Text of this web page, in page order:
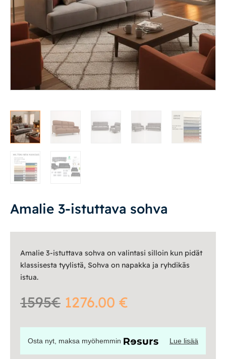
Säilytys
Työpöydät ja työtuolit
Matot
Ulkokalusteet
Valaisimet
Vuodesohvat
Senioreille
Oma tili| Yhteystiedot |Ostoskori
Amalie 3-istuttava sohva
Amalie 3-istuttava sohva on valintasi silloin kun pidät
klassisesta tyylistä, Sohva on napakka ja ryhdikäs
istua.
1595€ 1276.00 €
Osta nyt, maksa myöhemmin Lue lisää